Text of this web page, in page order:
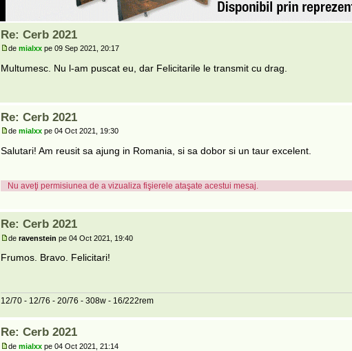
Re: Cerb 2021
de mialxxpe 09 Sep 2021, 20:17
Multumesc. Nu l-am puscat eu, dar Felicitarile le transmit cu drag.
Re: Cerb 2021
de mialxxpe 04 Oct 2021, 19:30
Salutari! Am reusit sa ajung in Romania, si sa dobor si un taur excelent.
Nu aveţi permisiunea de a vizualiza fişierele ataşate acestui mesaj.
Re: Cerb 2021
de ravenstein pe 04 Oct 2021, 19:40
Frumos. Bravo. Felicitari!
12/70 - 12/76 - 20/76 - 308w - 16/222rem
Re: Cerb 2021
de mialxxpe 04 Oct 2021, 21:14